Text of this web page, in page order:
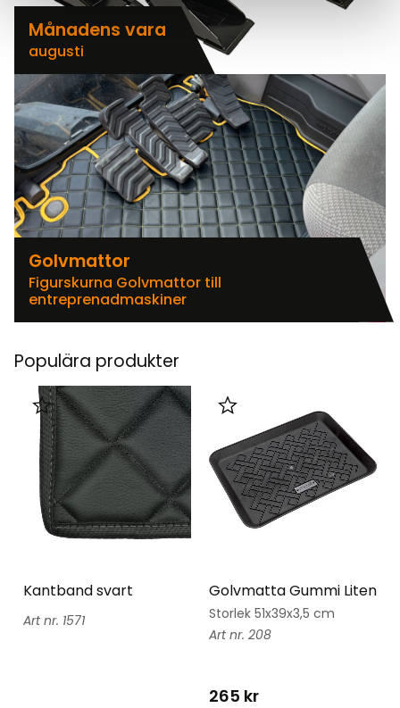
Månadens vara
augusti
Golvmattor
Figurskurna Golvmattor till
entreprenadmaskiner
Populära produkter
Kantband svart
1571
Lägg till i favoriter
Golvmatta Gummi Liten
Storlek 51x39x3,5 cm
208
265 kr
Lägg till i favoriter